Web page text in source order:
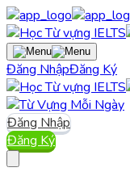
Đăng NhậpĐăng Ký
Đăng Nhập
Đăng Ký